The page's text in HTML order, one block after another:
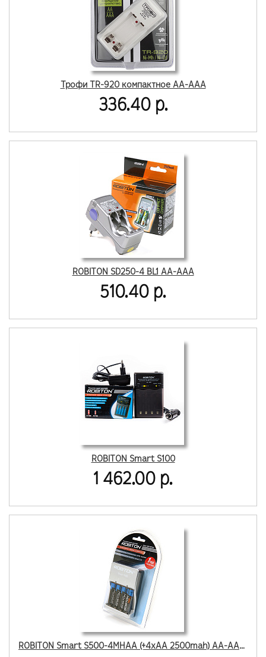
Трофи TR-920 компактное AA-AAA
336.40 р.
ROBITON SD250-4 BL1 AA-AAA
510.40 р.
ROBITON Smart S100
1 462.00 р.
ROBITON Smart S500-4MHAA (+4xAA 2500mah) AA-AAA BL1